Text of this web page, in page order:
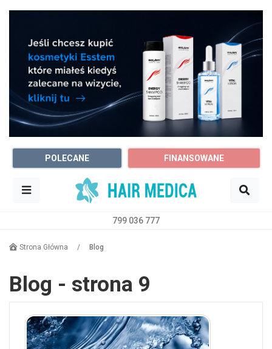
POLECANE FINANSOWANE
799 036 777
Strona Główna / Blog
Blog - strona 9